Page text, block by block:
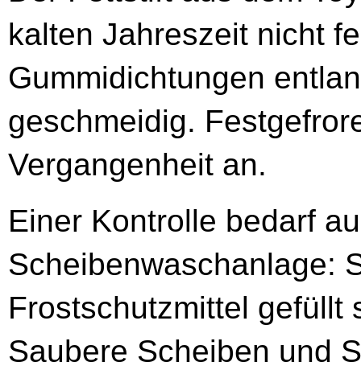
kalten Jahreszeit nicht
Gummidichtungen
geschmeidig.
Vergangenheit an.
Einer Kontrolle bedarf
Scheibenwaschanlage:
Frostschutzmittel gefüllt
Saubere Scheiben und